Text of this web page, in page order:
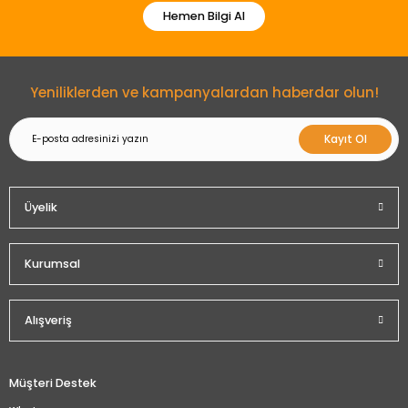
Hemen Bilgi Al
Yeniliklerden ve kampanyalardan haberdar olun!
Kayıt Ol
Üyelik
Kurumsal
Alışveriş
Müşteri Destek